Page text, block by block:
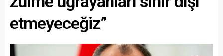
etmeyeceğiz”